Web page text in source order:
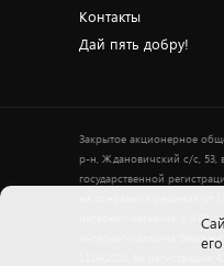
Контакты
Дай пять добру!
Закрытое акционерное
р-н, Ждановичский с/с, 53,
государственной
интернет-магазина: с 9.00
интернет-магазине